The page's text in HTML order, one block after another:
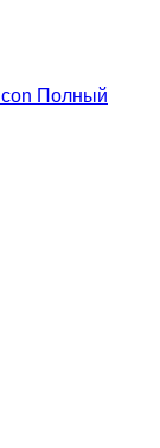
Полный